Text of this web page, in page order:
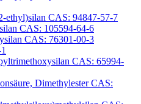
ethyl)silan CAS: 94847-57-7
CAS: 105594-64-6
CAS: 76301-00-3
CAS: 65994-
Dimethylester CAS: